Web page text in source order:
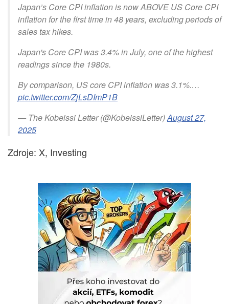
Japan’s Core CPI inflation is now ABOVE US Core CPI
inflation for the first time in 48 years, excluding periods of
sales tax hikes.
Japan's Core CPI was 3.4% in July, one of the highest
readings since the 1980s.
By comparison, US core CPI inflation was 3.1%.…
pic.twitter.com/ZjLsDImP1B
— The Kobeissi Letter (@KobeissiLetter)August 27,
2025
Zdroje: X, Investing